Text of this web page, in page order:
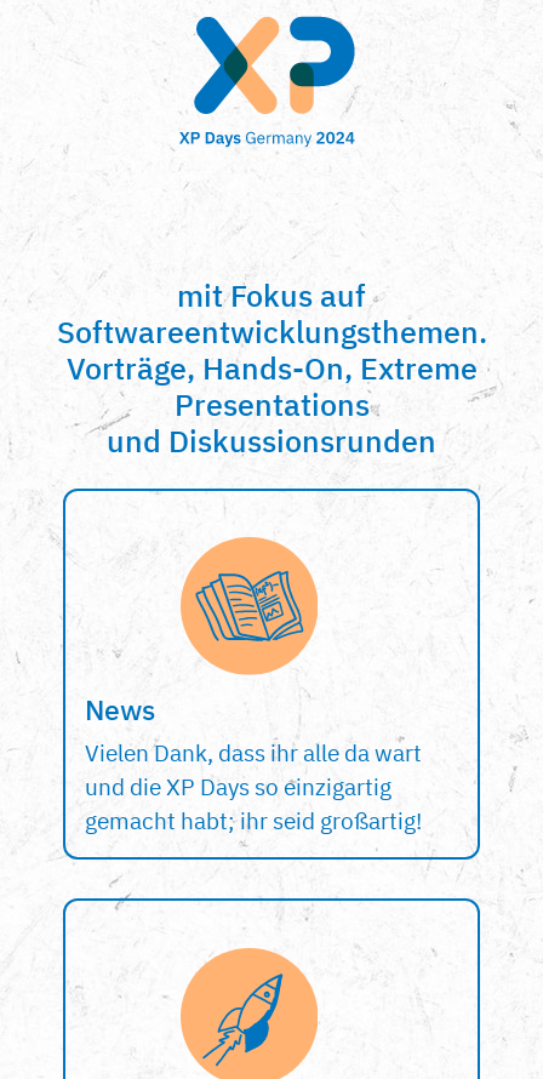
mit Fokus auf
Softwareentwicklungsthemen.
Vorträge, Hands-On, Extreme
Presentations
und Diskussionsrunden
News
Vielen Dank, dass ihr alle da wart
und die XP Days so einzigartig
gemacht habt; ihr seid großartig!